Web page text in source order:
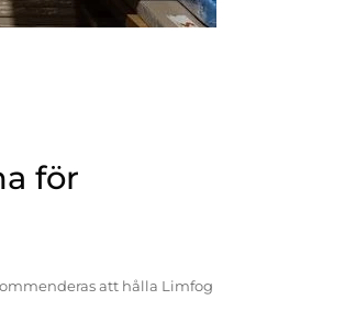
för
att hålla Limfog